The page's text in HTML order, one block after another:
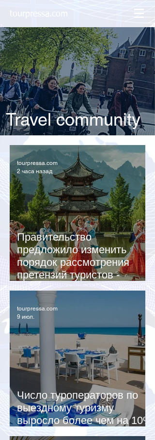
tourpressa.com
Travel community
Правительство
предложило изменить
порядок рассмотрения
претензий туристов -
турагенты под ударом!
tourpressa.com
2 часа назад
Число туроператоров по
выездному туризму
выросло более чем на 10%
к лету 2026 года
tourpressa.com
9 июл.